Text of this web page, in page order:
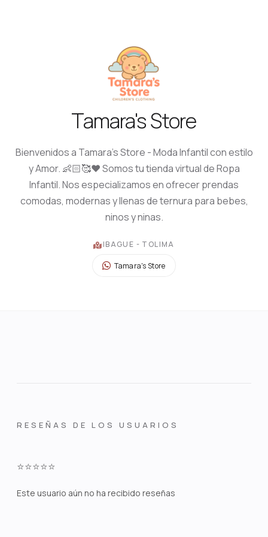
Tamara's Store
Bienvenidos a Tamara's Store - Moda Infantil con estilo
y Amor. 👶🏻🥰❤️ Somos tu tienda virtual de Ropa
Infantil. Nos especializamos en ofrecer prendas
comodas, modernas y llenas de ternura para bebes,
ninos y ninas.
IBAGUE - TOLIMA
Tamara's Store
RESEÑAS DE LOS USUARIOS
⭐⭐⭐⭐⭐
Este usuario aún no ha recibido reseñas